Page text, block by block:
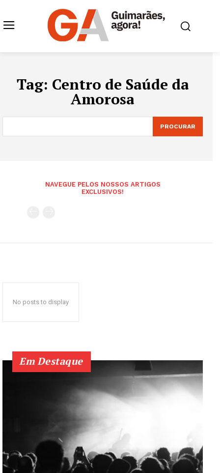
Tag: Centro de Saúde da
Amorosa
PROCURAR
NAVEGUE PELOS NOSSOS ARTIGOS
EXCLUSIVOS!
No posts to display
Em Destaque